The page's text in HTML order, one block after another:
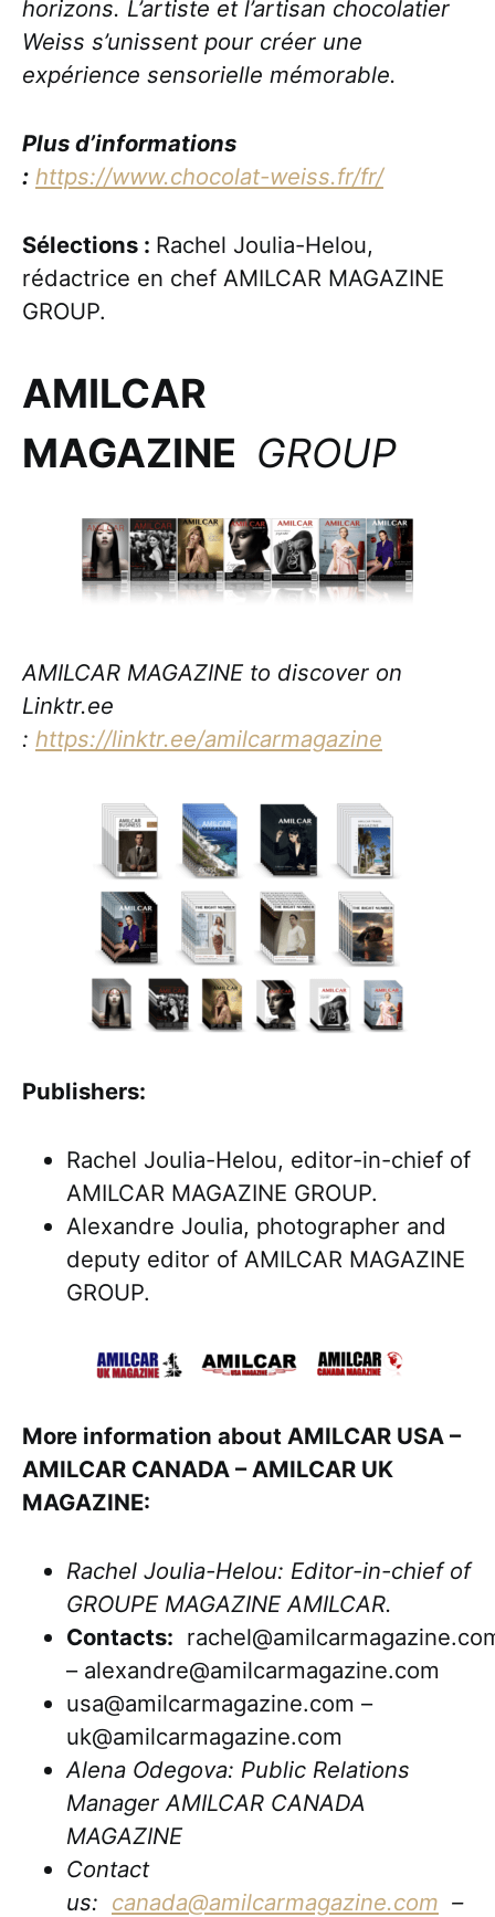
horizons. L’artiste et l’artisan chocolatier
Weiss s’unissent pour créer une
expérience sensorielle mémorable.
Plus d’informations
: https://www.chocolat-weiss.fr/fr/
Sélections : Rachel Joulia-Helou,
rédactrice en chef AMILCAR MAGAZINE
GROUP.
AMILCAR
MAGAZINE GROUP
AMILCAR MAGAZINE to discover on
Linktr.ee
: https://linktr.ee/amilcarmagazine
Publishers:
Rachel Joulia-Helou, editor-in-chief of
AMILCAR MAGAZINE GROUP.
Alexandre Joulia, photographer and
deputy editor of AMILCAR MAGAZINE
GROUP.
More information about AMILCAR USA –
AMILCAR CANADA – AMILCAR UK
MAGAZINE:
Rachel Joulia-Helou: Editor-in-chief of
GROUPE MAGAZINE AMILCAR.
Contacts:
– alexandre@amilcarmagazine.com
usa@amilcarmagazine.com –
uk@amilcarmagazine.com
Alena Odegova: Public Relations
Manager AMILCAR CANADA
MAGAZINE
Contact
us: canada@amilcarmagazine.com –